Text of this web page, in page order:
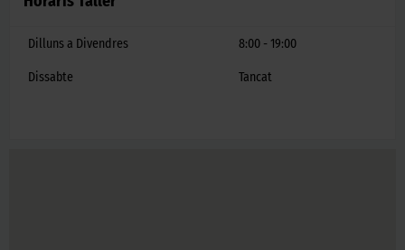
Dilluns a Divendres 8:00 - 19:00
Dissabte Tancat